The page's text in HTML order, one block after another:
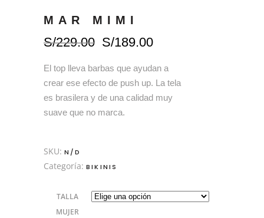
MAR MIMI
S/229.00 El
original
era:
S/229.00.
S/189.00El
actual
es:
S/189.00.
El top lleva barbas que ayudan a
crear ese efecto de push up. La tela
es brasilera y de una calidad muy
suave que no marca.
SKU: N/D
Categoría: BIKINIS
TALLA
MUJER